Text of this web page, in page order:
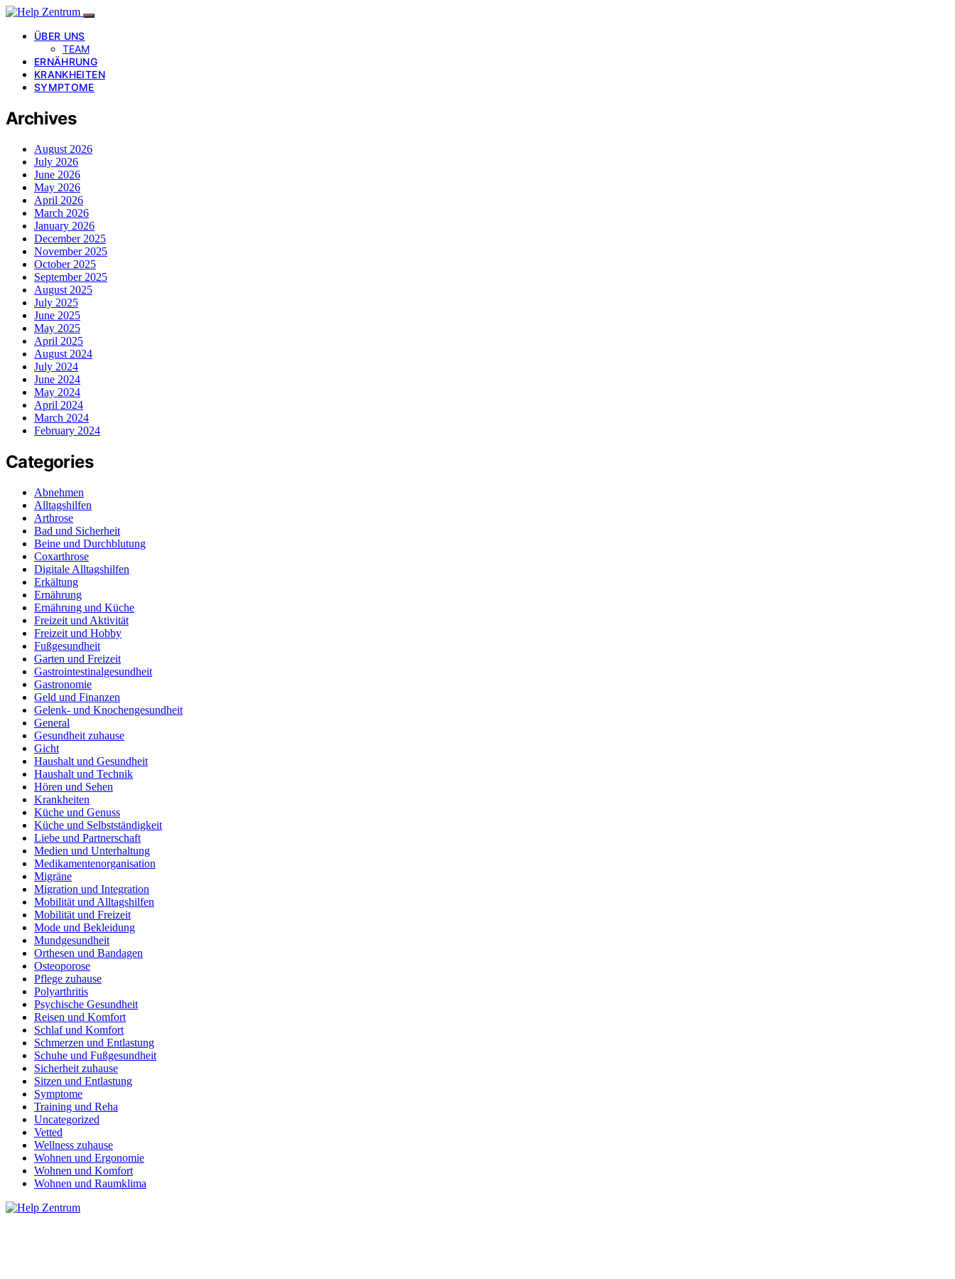
ÜBER UNS
TEAM
ERNÄHRUNG
KRANKHEITEN
SYMPTOME
Archives
August 2026
July 2026
June 2026
May 2026
April 2026
March 2026
January 2026
December 2025
November 2025
October 2025
September 2025
August 2025
July 2025
June 2025
May 2025
April 2025
August 2024
July 2024
June 2024
May 2024
April 2024
March 2024
February 2024
Categories
Abnehmen
Alltagshilfen
Arthrose
Bad und Sicherheit
Beine und Durchblutung
Coxarthrose
Digitale Alltagshilfen
Erkältung
Ernährung
Ernährung und Küche
Freizeit und Aktivität
Freizeit und Hobby
Fußgesundheit
Garten und Freizeit
Gastrointestinalgesundheit
Gastronomie
Geld und Finanzen
Gelenk- und Knochengesundheit
General
Gesundheit zuhause
Gicht
Haushalt und Gesundheit
Haushalt und Technik
Hören und Sehen
Krankheiten
Küche und Genuss
Küche und Selbstständigkeit
Liebe und Partnerschaft
Medien und Unterhaltung
Medikamentenorganisation
Migräne
Migration und Integration
Mobilität und Alltagshilfen
Mobilität und Freizeit
Mode und Bekleidung
Mundgesundheit
Orthesen und Bandagen
Osteoporose
Pflege zuhause
Polyarthritis
Psychische Gesundheit
Reisen und Komfort
Schlaf und Komfort
Schmerzen und Entlastung
Schuhe und Fußgesundheit
Sicherheit zuhause
Sitzen und Entlastung
Symptome
Training und Reha
Uncategorized
Vetted
Wellness zuhause
Wohnen und Ergonomie
Wohnen und Komfort
Wohnen und Raumklima